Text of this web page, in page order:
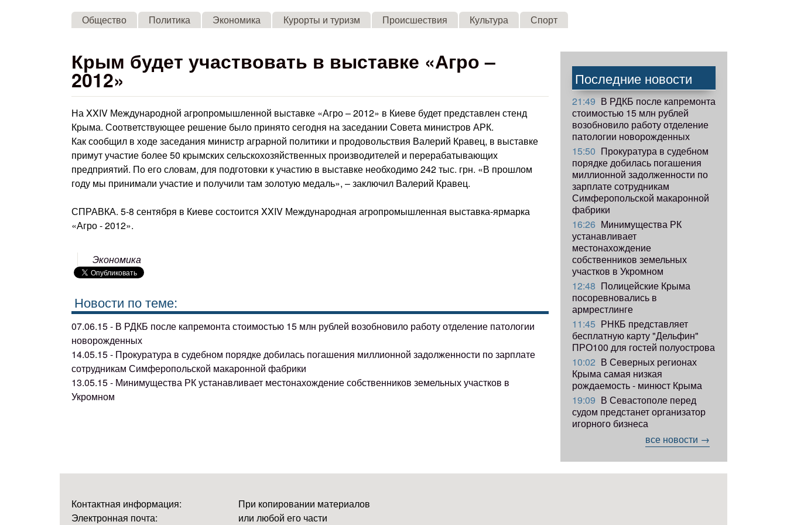
Skip to main content
Общество Политика Экономика Курорты и туризм Происшествия Культура Спорт
Крым будет участвовать в выставке «Агро –
2012»
На XXIV Международной агропромышленной выставке «Агро – 2012» в Киеве будет представлен стенд
Крыма. Соответствующее решение было принято сегодня на заседании Совета министров АРК.
Как сообщил в ходе заседания министр аграрной политики и продовольствия Валерий Кравец, в выставке
примут участие более 50 крымских сельскохозяйственных производителей и перерабатывающих
предприятий. По его словам, для подготовки к участию в выставке необходимо 242 тыс. грн. «В прошлом
году мы принимали участие и получили там золотую медаль», – заключил Валерий Кравец.
СПРАВКА. 5-8 сентября в Киеве состоится XXIV Международная агропромышленная выставка-ярмарка
«Агро - 2012».
Экономика
Новости по теме:
07.06.15 - В РДКБ после капремонта стоимостью 15 млн рублей возобновило работу отделение патологии
новорожденных
14.05.15 - Прокуратура в судебном порядке добилась погашения миллионной задолженности по зарплате
сотрудникам Симферопольской макаронной фабрики
13.05.15 - Минимущества РК устанавливает местонахождение собственников земельных участков в
Укромном
Последние новости
21:49 В РДКБ после капремонта
стоимостью 15 млн рублей
возобновило работу отделение
патологии новорожденных
15:50 Прокуратура в судебном
порядке добилась погашения
миллионной задолженности по
зарплате сотрудникам
Симферопольской макаронной
фабрики
16:26 Минимущества РК
устанавливает
местонахождение
собственников земельных
участков в Укромном
12:48 Полицейские Крыма
посоревновались в
армрестлинге
11:45 РНКБ представляет
бесплатную карту "Дельфин"
ПРО100 для гостей полуострова
10:02 В Северных регионах
Крыма самая низкая
рождаемость - минюст Крыма
19:09 В Севастополе перед
судом предстанет организатор
игорного бизнеса
все новости →
Контактная информация:
Электронная почта:
При копировании материалов
или любой его части